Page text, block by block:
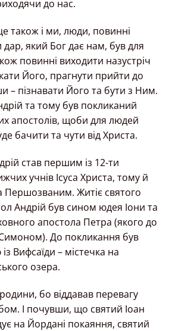
до нас.
також і ми, люди, повинні
який Бог дає нам, був для
повинні виходити назустріч
Його, прагнути прийти до
– пізнавати Його та бути з Ним.
та тому був покликаний
апостолів, щоби для людей
бачити та чути від Христа.
став першим із 12-ти
учнів Ісуса Христа, тому й
Першозваним. Житіє святого
Андрій був сином юдея Іони та
апостола Петра (якого до
До покликання був
Вифсаїди – містечка на
озера.
бо віддавав перевагу
І почувши, що святий Іоан
на Йордані покаяння, святий